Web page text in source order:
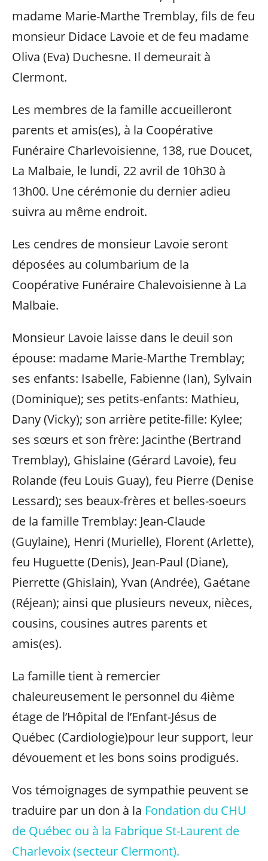
madame Marie-Marthe Tremblay, fils de feu
monsieur Didace Lavoie et de feu madame
Oliva (Eva) Duchesne. Il demeurait à
Clermont.
Les membres de la famille accueilleront
parents et amis(es), à la Coopérative
Funéraire Charlevoisienne, 138, rue Doucet,
La Malbaie, le lundi, 22 avril de 10h30 à
13h00. Une cérémonie du dernier adieu
suivra au même endroit.
Les cendres de monsieur Lavoie seront
déposées au columbarium de la
Coopérative Funéraire Chalevoisienne à La
Malbaie.
Monsieur Lavoie laisse dans le deuil son
épouse: madame Marie-Marthe Tremblay;
ses enfants: Isabelle, Fabienne (Ian), Sylvain
(Dominique); ses petits-enfants: Mathieu,
Dany (Vicky); son arrière petite-fille: Kylee;
ses sœurs et son frère: Jacinthe (Bertrand
Tremblay), Ghislaine (Gérard Lavoie), feu
Rolande (feu Louis Guay), feu Pierre (Denise
Lessard); ses beaux-frères et belles-soeurs
de la famille Tremblay: Jean-Claude
(Guylaine), Henri (Murielle), Florent (Arlette),
feu Huguette (Denis), Jean-Paul (Diane),
Pierrette (Ghislain), Yvan (Andrée), Gaétane
(Réjean); ainsi que plusieurs neveux, nièces,
cousins, cousines autres parents et
amis(es).
La famille tient à remercier
chaleureusement le personnel du 4ième
étage de l’Hôpital de l’Enfant-Jésus de
Québec (Cardiologie)pour leur support, leur
dévouement et les bons soins prodigués.
Vos témoignages de sympathie peuvent se
traduire par un don à la Fondation du CHU
de Québec ou à la Fabrique St-Laurent de
Charlevoix (secteur Clermont).